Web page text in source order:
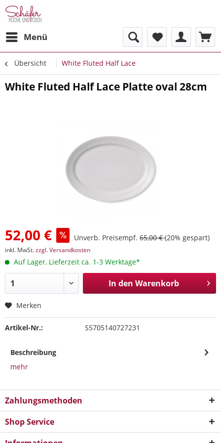
Menü
Übersicht White Fluted Half Lace
White Fluted Half Lace Platte oval 28cm
52,00 € Unverb. Preisempf. 65,00 €(20% gespart)
inkl. MwSt.zzgl. Versandkosten
Auf Lager, Lieferzeit ca. 1-3 Werktage*
In den Warenkorb
Merken
Artikel-Nr.: S5705140727231
Beschreibung
mehr
Zahlungsmethoden
Shop Service